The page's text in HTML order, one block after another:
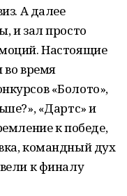
А далее
и зал просто
Настоящие
во время
«Болото»,
«Дартс» и
к победе,
командный дух
к финалу